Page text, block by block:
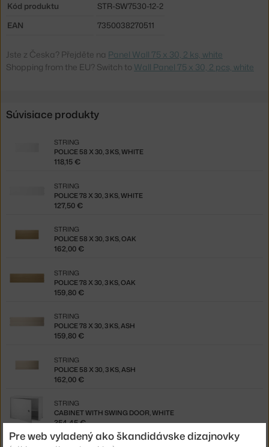
Kód produktu
STR-SW7530-12-2
EAN
7350038270511
Jste z Česka? Přejděte na Panel Wall 75 x 30, 2 ks, white
Shopping from the EU? Switch to Wall Panel 75 x 30, 2 pcs, white
Súvisiace produkty
POLICE 58 X 30, 3 KS, WHITE
STRING
118,15 €
POLICE 78 X 30, 3 KS, WHITE
STRING
127,50 €
POLICE 58 X 30, 3 KS, OAK
STRING
162,00 €
POLICE 78 X 30, 3 KS, OAK
STRING
159,80 €
POLICE 78 X 30, 3 KS, ASH
STRING
159,80 €
POLICE 58 X 30, 3 KS, ASH
STRING
162,00 €
CABINET WITH SWING DOOR, WHITE
STRING
354,45 €
Pre web vyladený ako škandidávske dizajnovky